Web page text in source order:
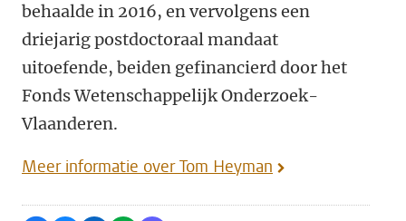
behaalde in 2016, en vervolgens een
driejarig postdoctoraal mandaat
uitoefende, beiden gefinancierd door het
Fonds Wetenschappelijk Onderzoek-
Vlaanderen.
Meer informatie over Tom Heyman